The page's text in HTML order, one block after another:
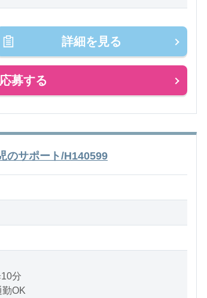
認するため、視力を使う作業ですが、特
詳細を見る
募する
のサポート/H140599
分
OK